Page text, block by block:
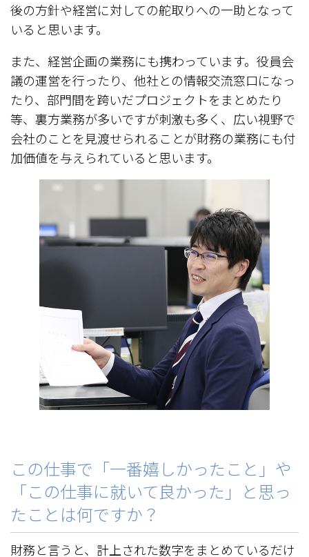
後の方針や経営に対しての舵取りへの一助となって
いると思います。
また、経営企画の業務にも携わっています。役員会
議の運営を行ったり、他社との情報交流窓口になっ
たり、部門間を跨いだプロジェクトをまとめたり
等、裏方業務が多いですが刺激も多く、広い視野で
会社のことを見渡せられることが財務の業務にも付
加価値を与えられていると思います。
この仕事で「一番嬉しかったこと」や
「この仕事に就いて良かった」と思っ
たことは何ですか？
財務と言うと、計上された数字をまとめているだけ